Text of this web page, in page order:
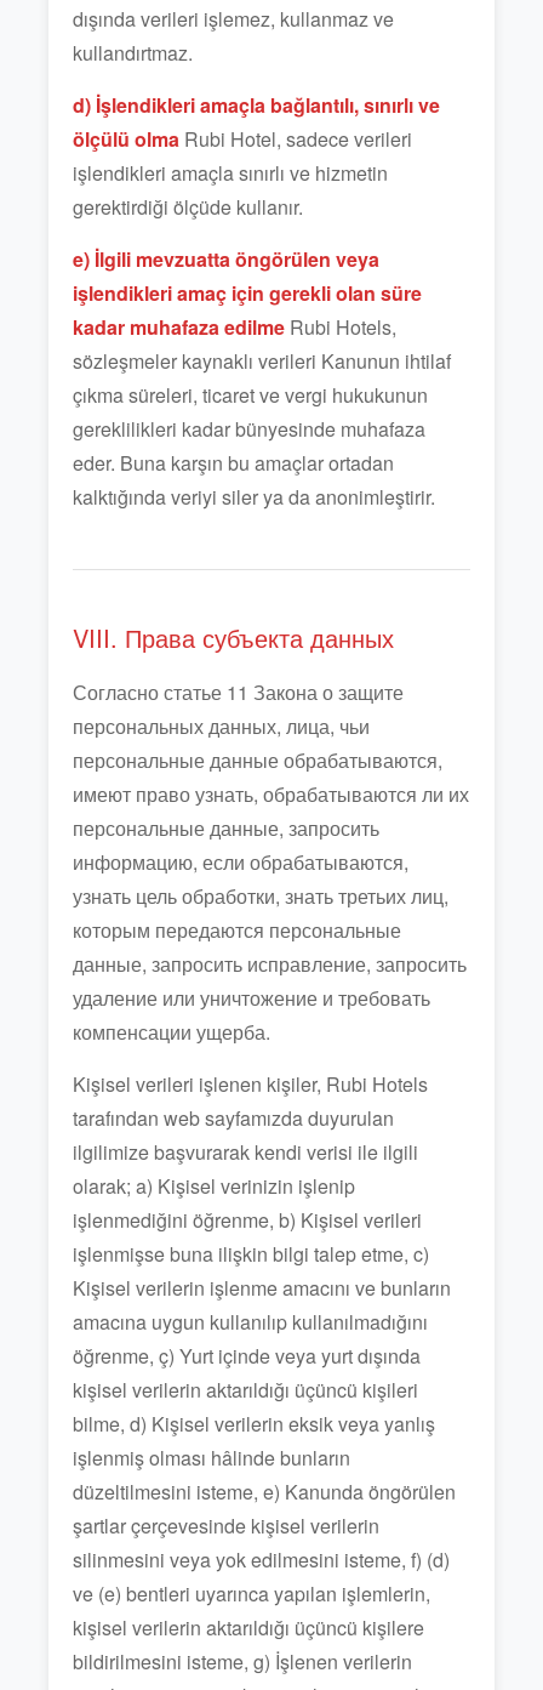
dışında verileri işlemez, kullanmaz ve
kullandırtmaz.
d) İşlendikleri amaçla bağlantılı, sınırlı ve
ölçülü olma Rubi Hotel, sadece verileri
işlendikleri amaçla sınırlı ve hizmetin
gerektirdiği ölçüde kullanır.
e) İlgili mevzuatta öngörülen veya
işlendikleri amaç için gerekli olan süre
kadar muhafaza edilme Rubi Hotels,
sözleşmeler kaynaklı verileri Kanunun ihtilaf
çıkma süreleri, ticaret ve vergi hukukunun
gereklilikleri kadar bünyesinde muhafaza
eder. Buna karşın bu amaçlar ortadan
kalktığında veriyi siler ya da anonimleştirir.
VIII. Права субъекта данных
Согласно статье 11 Закона о защите
персональных данных, лица, чьи
персональные данные обрабатываются,
имеют право узнать, обрабатываются ли их
персональные данные, запросить
информацию, если обрабатываются,
узнать цель обработки, знать третьих лиц,
которым передаются персональные
данные, запросить исправление, запросить
удаление или уничтожение и требовать
компенсации ущерба.
Kişisel verileri işlenen kişiler, Rubi Hotels
tarafından web sayfamızda duyurulan
ilgilimize başvurarak kendi verisi ile ilgili
olarak; a) Kişisel verinizin işlenip
işlenmediğini öğrenme, b) Kişisel verileri
işlenmişse buna ilişkin bilgi talep etme, c)
Kişisel verilerin işlenme amacını ve bunların
amacına uygun kullanılıp kullanılmadığını
öğrenme, ç) Yurt içinde veya yurt dışında
kişisel verilerin aktarıldığı üçüncü kişileri
bilme, d) Kişisel verilerin eksik veya yanlış
işlenmiş olması hâlinde bunların
düzeltilmesini isteme, e) Kanunda öngörülen
şartlar çerçevesinde kişisel verilerin
silinmesini veya yok edilmesini isteme, f) (d)
ve (e) bentleri uyarınca yapılan işlemlerin,
kişisel verilerin aktarıldığı üçüncü kişilere
bildirilmesini isteme, g) İşlenen verilerin